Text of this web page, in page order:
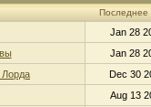
Последнее
Jan 28
Jan 28
Лорда
Dec 30
Aug 13